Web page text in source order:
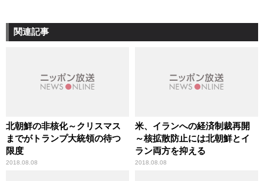
関連記事
北朝鮮の非核化～クリスマス
までがトランプ大統領の待つ
限度
2018.08.08
米、イランへの経済制裁再開
～核拡散防止には北朝鮮とイ
ラン両方を抑える
2018.08.08